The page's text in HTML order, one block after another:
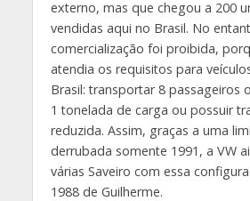
externo, mas que chegou a 200
vendidas aqui no Brasil. No
comercialização foi proibida,
atendia os requisitos para
Brasil: transportar 8 passageiros
1 tonelada de carga ou possuir
reduzida. Assim, graças a uma
derrubada somente 1991, a VW
várias Saveiro com essa
1988 de Guilherme.